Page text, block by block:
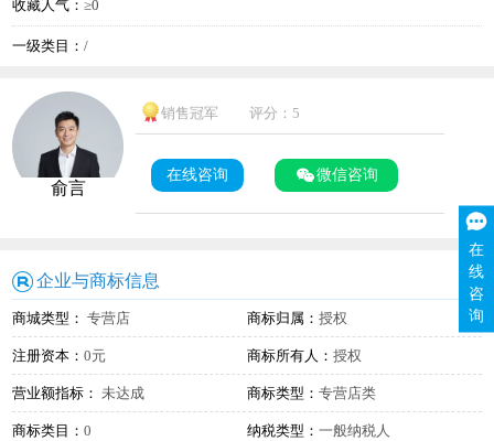
收藏人气：≥0
一级类目：/
俞言
销售冠军 评分：5
在线咨询 微信咨询
企业与商标信息
商城类型： 专营店 商标归属： 授权
注册资本：0元 商标所有人： 授权
营业额指标： 未达成 商标类型： 专营店类
商标类目：0 纳税类型： 一般纳税人
在
线
咨
询